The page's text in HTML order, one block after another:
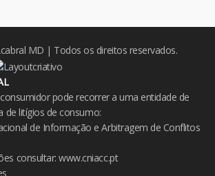
MD | Todos os direitos reservados.
pode recorrer a uma entidade de
de litígios de consumo:
de Informação e Arbitragem de Conflitos
consultar:www.cniacc.pt